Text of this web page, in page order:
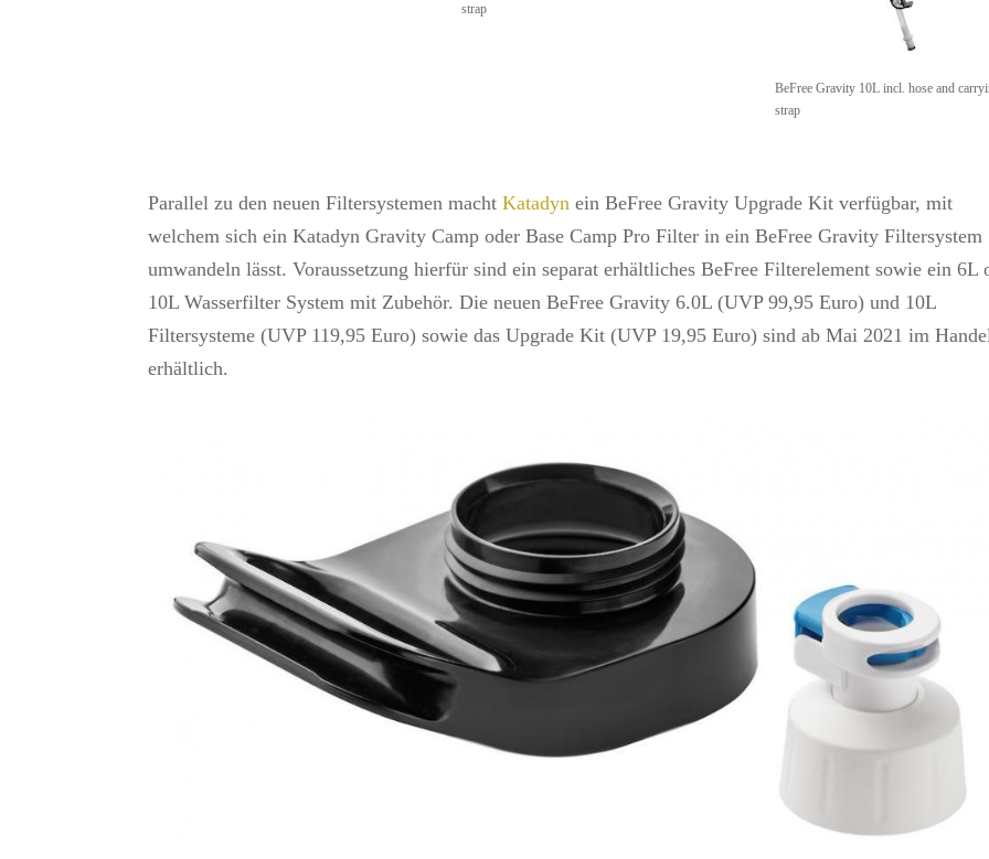
strap
BeFree Gravity 10L incl. hose and
strap
Parallel zu den neuen Filtersystemen machtKatadyn ein BeFree Gravity Upgrade Kit verfügbar, mit
welchem sich ein Katadyn Gravity Camp oder Base Camp Pro Filter in ein BeFree Gravity Filtersystem
umwandeln lässt. Voraussetzung hierfür sind ein separat erhältliches BeFree Filterelement sowie ein 6L
10L Wasserfilter System mit Zubehör. Die neuen BeFree Gravity 6.0L (UVP 99,95 Euro) und 10L
Filtersysteme (UVP 119,95 Euro) sowie das Upgrade Kit (UVP 19,95 Euro) sind ab Mai 2021 im
erhältlich.